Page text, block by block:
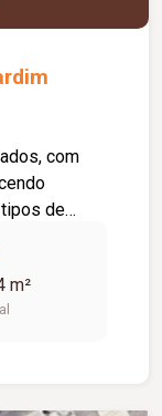
com
de
e
m²